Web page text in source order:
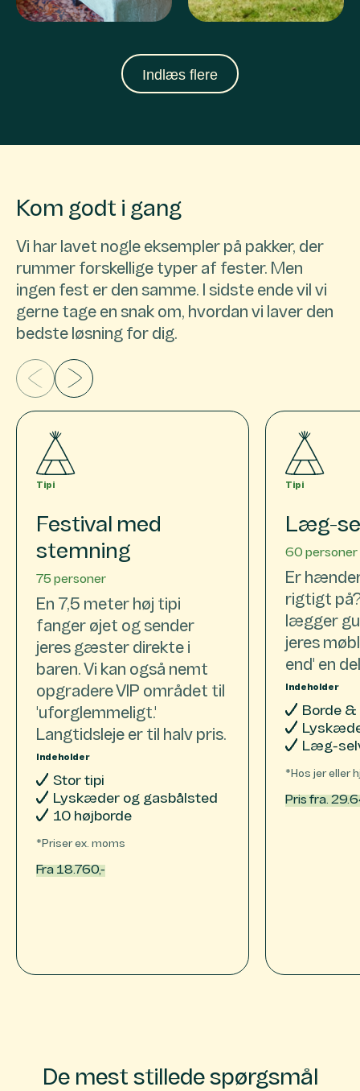
Indlæs flere
Kom godt i gang
Vi har lavet nogle eksempler på pakker, der
rummer forskellige typer af fester. Men
ingen fest er den samme. I sidste ende vil vi
gerne tage en snak om, hvordan vi laver den
bedste løsning for dig.
Tipi
Festival med
stemning
75 personer
En 7,5 meter høj tipi
fanger øjet og sender
jeres gæster direkte i
baren. Vi kan også nemt
opgradere VIP området til
'uforglemmeligt.'
Langtidsleje er til halv pris.
Indeholder
Stor tipi
Lyskæder og gasbålsted
10 højborde
*Priser ex. moms
Fra 18.760,-
Tipi
Læg-
60 personer
Er
rigtigt
lægger
jeres
end' en
Indeholder
Borde
Læg-
*Hos jer eller
Pris fra.
De mest stillede spørgsmål